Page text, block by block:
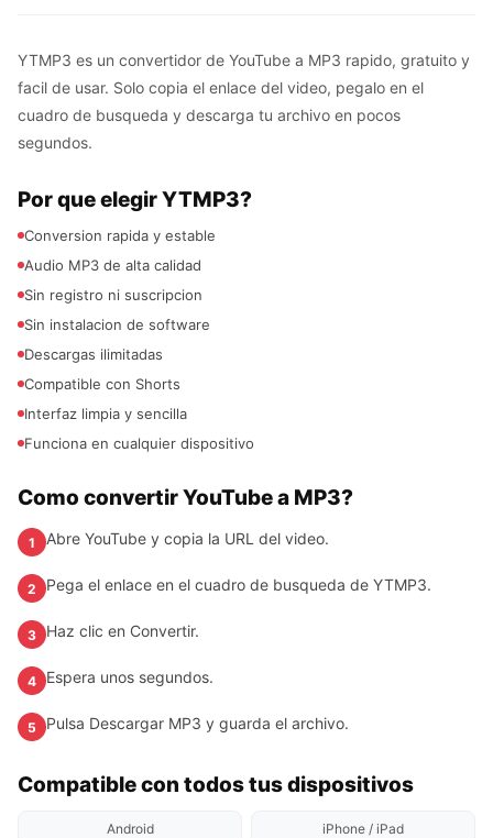
YTMP3 es un convertidor de YouTube a MP3 rapido, gratuito y
facil de usar. Solo copia el enlace del video, pegalo en el
cuadro de busqueda y descarga tu archivo en pocos
segundos.
Por que elegir YTMP3?
Conversion rapida y estable
Audio MP3 de alta calidad
Sin registro ni suscripcion
Sin instalacion de software
Descargas ilimitadas
Compatible con Shorts
Interfaz limpia y sencilla
Funciona en cualquier dispositivo
Como convertir YouTube a MP3?
1 Abre YouTube y copia la URL del video.
2 Pega el enlace en el cuadro de busqueda de YTMP3.
3 Haz clic en Convertir.
4 Espera unos segundos.
5 Pulsa Descargar MP3 y guarda el archivo.
Compatible con todos tus dispositivos
Android iPhone / iPad